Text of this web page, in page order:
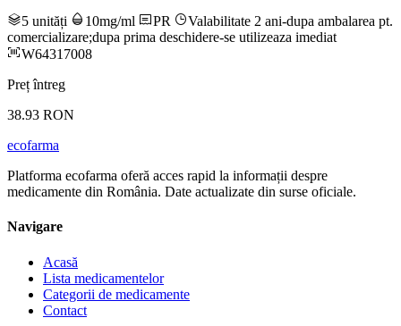
5 unități 10mg/ml PR
Valabilitate 2 ani-dupa ambalarea pt.
comercializare;dupa prima deschidere-se utilizeaza imediat
W64317008
Preț întreg
38.93 RON
ecofarma
Platforma ecofarma oferă acces rapid la informații despre
medicamente din România. Date actualizate din surse oficiale.
Navigare
Acasă
Lista medicamentelor
Categorii de medicamente
Contact